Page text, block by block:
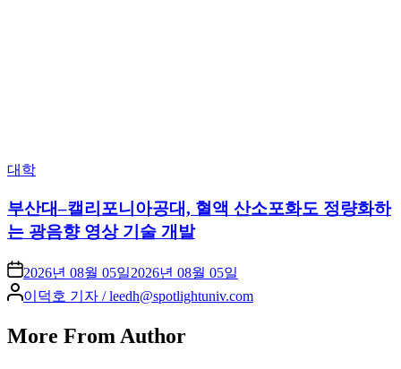
Posted
대학
부산대–캘리포니아공대, 혈액 산소포화도 정량화하
는 광음향 영상 기술 개발
2026년 08월 05일2026년 08월 05일
Posted
by
이덕호 기자 / leedh@spotlightuniv.com
More From Author